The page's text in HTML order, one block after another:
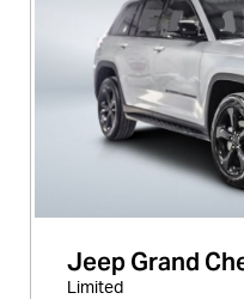
Jeep Grand
Limited